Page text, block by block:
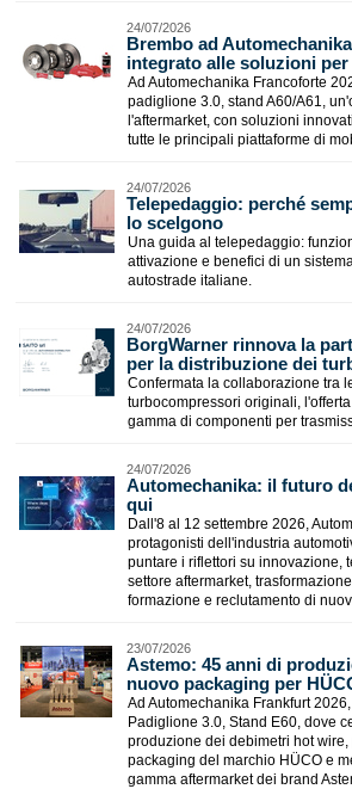
24/07/2026
Brembo ad
integrato alle soluzioni
Ad Automechanika Francoforte
padiglione 3.0, stand A60/A61,
l'aftermarket, con soluzioni
tutte le principali piattaforme di
24/07/2026
​Telepedaggio: perché
lo scelgono
Una guida al telepedaggio:
attivazione e benefici di un
autostrade italiane.
24/07/2026
​BorgWarner rinnova la
per la distribuzione dei
Confermata la collaborazione tra
turbocompressori originali,
gamma di componenti per
24/07/2026
Automechanika: il futuro
qui
Dall'8 al 12 settembre 2026,
protagonisti dell'industria
puntare i riflettori su innovazione,
settore aftermarket,
formazione e reclutamento di
23/07/2026
Astemo: 45 anni di
nuovo packaging per
Ad Automechanika Frankfurt
Padiglione 3.0, Stand E60, dove
produzione dei debimetri hot
packaging del marchio HÜCO e
gamma aftermarket dei brand